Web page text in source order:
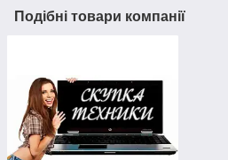
Подібні товари компанії